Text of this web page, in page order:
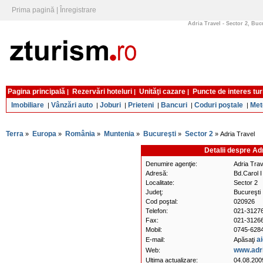
Prima pagină Înregistrare
Adria Travel - Sector 2,
Pagina principală | Rezervări hoteluri | Unităţi cazare |
Puncte de interes
Imobiliare | Vânzări auto | Joburi | Prieteni | Bancuri | Coduri poştale |
Terra » Europa » România » Muntenia » Bucureşti » Sector 2 » Adria Travel
Detalii despre
Denumire agenţie:
Adria
Adresă:
Bd.Carol
Localitate:
Sector 2
Judeţ:
Bucureşti
Cod poştal:
020926
Telefon:
021-
Fax:
021-
Mobil:
0745-
E-mail:
Apăsaţi
Web:
Ultima actualizare: